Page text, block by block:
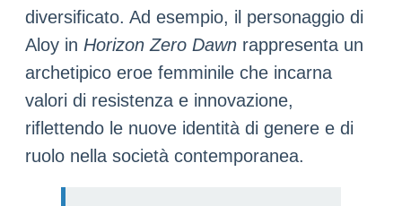
diversificato. Ad esempio, il personaggio di
Aloy in Horizon Zero Dawn rappresenta un
archetipico eroe femminile che incarna
valori di resistenza e innovazione,
riflettendo le nuove identità di genere e di
ruolo nella società contemporanea.